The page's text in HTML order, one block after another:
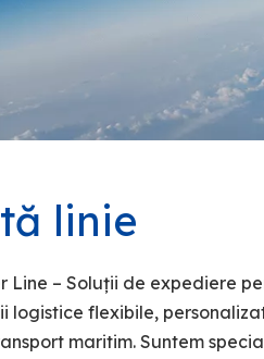
linie
Line – Soluții de expediere
logistice flexibile,
maritim. Suntem